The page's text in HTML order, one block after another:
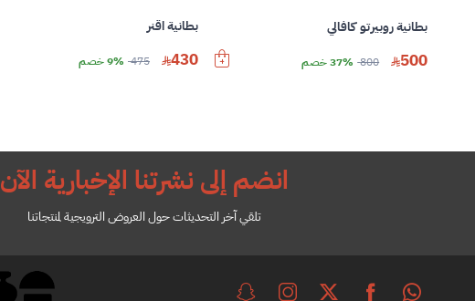
بطانية روبيرتو كافالي
500
800 37% خصم
بطانية اقنر
430
475 9% خصم
انضم إلى نشرتنا الإخبارية الآن
تلقي آخر التحديثات حول العروض الترويجية لمنتجاتنا